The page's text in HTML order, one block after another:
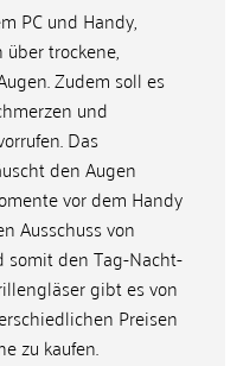
PC und Handy,
trockene,
Zudem soll es
und
Das
den Augen
vor dem Handy
Ausschuss von
somit den Tag-Nacht-
gibt es von
Preisen
zu kaufen.